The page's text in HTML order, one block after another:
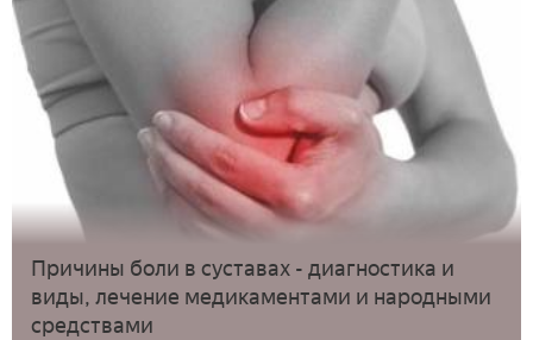
Причины боли в суставах - диагностика и
виды, лечение медикаментами и народными
средствами